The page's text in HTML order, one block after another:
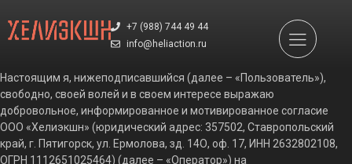
+7 (988) 744 49 44
info@heliaction.ru
Настоящим я, нижеподписавшийся (далее – «Пользователь»),
свободно, своей волей и в своем интересе выражаю
добровольное, информированное и мотивированное согласие
ООО «Хелиэкшн» (юридический адрес: 357502, Ставропольский
край, г. Пятигорск, ул. Ермолова, зд. 14О, оф. 17, ИНН 2632802108,
ОГРН 1112651025464) (далее – «Оператор») на